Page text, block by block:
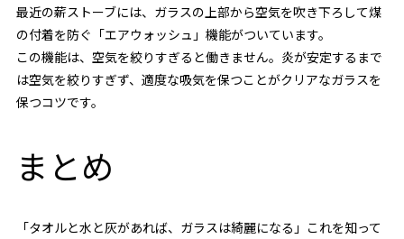
最近の薪ストーブには、ガラスの上部から空気を吹き下ろして煤
の付着を防ぐ「エアウォッシュ」機能がついています。
この機能は、空気を絞りすぎると働きません。炎が安定するまで
は空気を絞りすぎず、適度な吸気を保つことがクリアなガラスを
保つコツです。
まとめ
「タオルと水と灰があれば、ガラスは綺麗になる」これを知って